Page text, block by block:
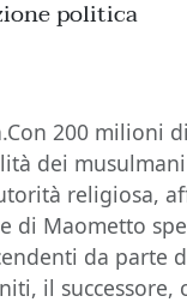
politica
200 milioni
dei
religiosa,
di Maometto
da parte
il successore,